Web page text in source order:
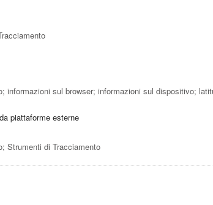
informazioni sul browser; informazioni sul dispositivo;
piattaforme esterne
Strumenti di Tracciamento